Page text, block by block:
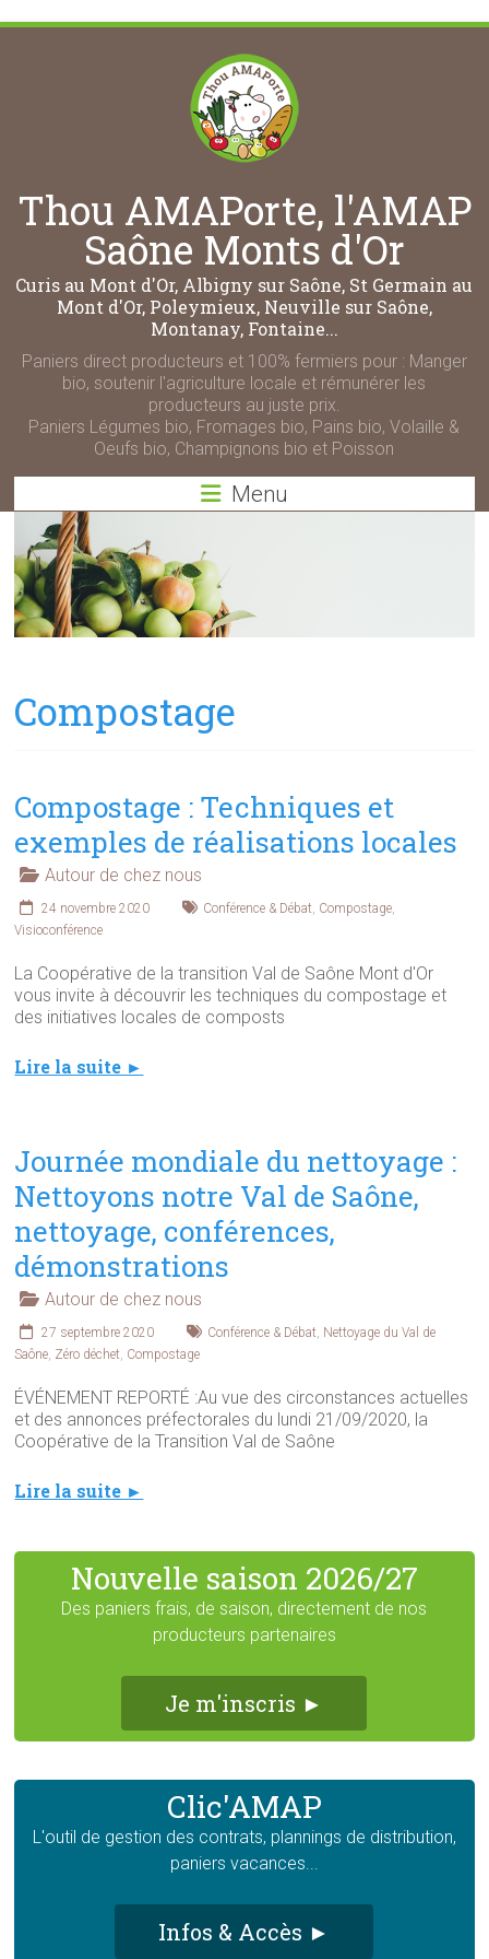
Thou AMAPorte, l'AMAP
Saône Monts d'Or
Curis au Mont d'Or, Albigny sur Saône, St Germain au
Mont d'Or, Poleymieux, Neuville sur Saône,
Montanay, Fontaine...
Paniers direct producteurs et 100% fermiers pour : Manger
bio, soutenir l'agriculture locale et rémunérer les
producteurs au juste prix.
Paniers Légumes bio, Fromages bio, Pains bio, Volaille &
Oeufs bio, Champignons bio et Poisson
Menu
Compostage
Compostage : Techniques et
exemples de réalisations locales
Autour de chez nous
24 novembre 2020 Conférence & Débat, Compostage,
Visioconférence
La Coopérative de la transition Val de Saône Mont d'Or
vous invite à découvrir les techniques du compostage et
des initiatives locales de composts
Lire la suite ►
Journée mondiale du nettoyage :
Nettoyons notre Val de Saône,
nettoyage, conférences,
démonstrations
Autour de chez nous
27 septembre 2020 Conférence & Débat, Nettoyage du Val de
Saône, Zéro déchet, Compostage
ÉVÉNEMENT REPORTÉ :Au vue des circonstances actuelles
et des annonces préfectorales du lundi 21/09/2020, la
Coopérative de la Transition Val de Saône
Lire la suite ►
Nouvelle saison 2026/27
Des paniers frais, de saison, directement de nos
producteurs partenaires
Je m'inscris ►
Clic'AMAP
L'outil de gestion des contrats, plannings de distribution,
paniers vacances...
Infos & Accès ►